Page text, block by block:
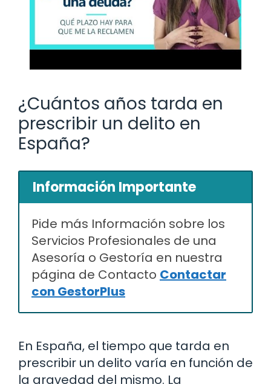
¿Cuántos años tarda en
prescribir un delito en
España?
Información Importante
Pide más Información sobre los
Servicios Profesionales de una
Asesoría o Gestoría en nuestra
página de Contacto Contactar
con GestorPlus
En España, el tiempo que tarda en
prescribir un delito varía en función de
la gravedad del mismo. La